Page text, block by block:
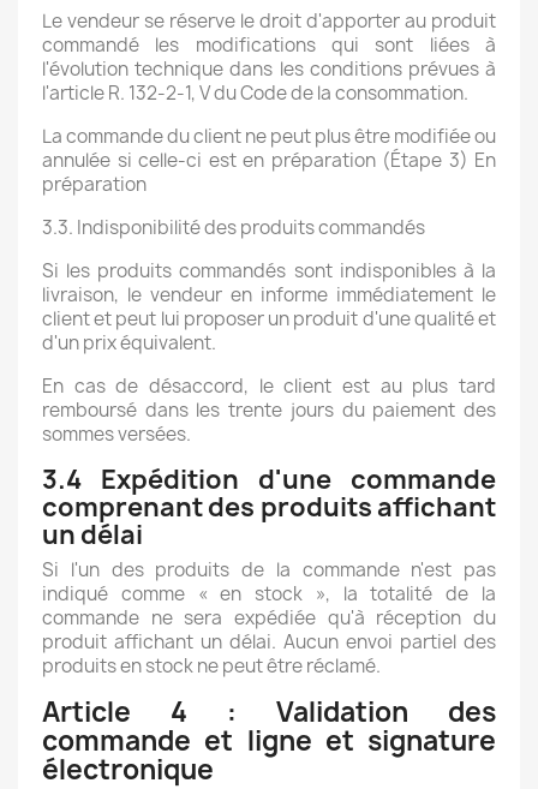
Le vendeur se réserve le droit d'apporter au produit
commandé les modifications qui sont liées à
l'évolution technique dans les conditions prévues à
l'article R. 132-2-1, V du Code de la consommation.
La commande du client ne peut plus être modifiée ou
annulée si celle-ci est en préparation (Étape 3) En
préparation
3.3. Indisponibilité des produits commandés
Si les produits commandés sont indisponibles à la
livraison, le vendeur en informe immédiatement le
client et peut lui proposer un produit d'une qualité et
d'un prix équivalent.
En cas de désaccord, le client est au plus tard
remboursé dans les trente jours du paiement des
sommes versées.
3.4 Expédition d'une commande
comprenant des produits affichant
un délai
Si l'un des produits de la commande n'est pas
indiqué comme « en stock », la totalité de la
commande ne sera expédiée qu'à réception du
produit affichant un délai. Aucun envoi partiel des
produits en stock ne peut être réclamé.
Article 4 : Validation des
commande et ligne et signature
électronique